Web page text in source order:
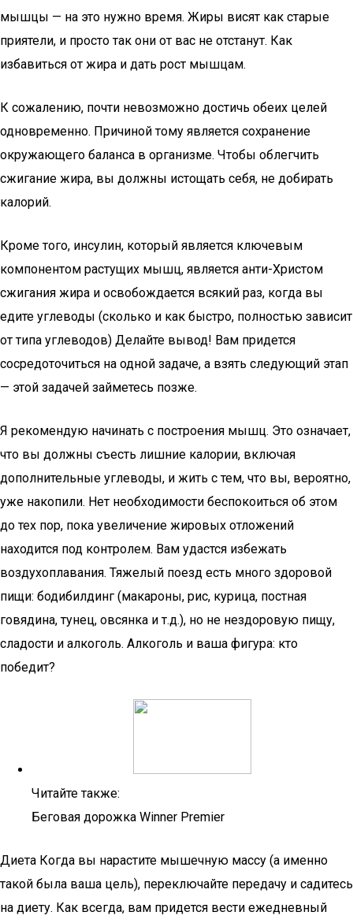
мышцы — на это нужно время. Жиры висят как старые
приятели, и просто так они от вас не отстанут. Как
избавиться от жира и дать рост мышцам.
К сожалению, почти невозможно достичь обеих целей
одновременно. Причиной тому является сохранение
окружающего баланса в организме. Чтобы облегчить
сжигание жира, вы должны истощать себя, не добирать
калорий.
Кроме того, инсулин, который является ключевым
компонентом растущих мышц, является анти-Христом
сжигания жира и освобождается всякий раз, когда вы
едите углеводы (сколько и как быстро, полностью зависит
от типа углеводов) Делайте вывод! Вам придется
сосредоточиться на одной задаче, а взять следующий этап
— этой задачей займетесь позже.
Я рекомендую начинать с построения мышц. Это означает,
что вы должны съесть лишние калории, включая
дополнительные углеводы, и жить с тем, что вы, вероятно,
уже накопили. Нет необходимости беспокоиться об этом
до тех пор, пока увеличение жировых отложений
находится под контролем. Вам удастся избежать
воздухоплавания. Тяжелый поезд есть много здоровой
пищи: бодибилдинг (макароны, рис, курица, постная
говядина, тунец, овсянка и т.д.), но не нездоровую пищу,
сладости и алкоголь. Алкоголь и ваша фигура: кто
победит?
Читайте также:
Беговая дорожка Winner Premier
Диета Когда вы нарастите мышечную массу (а именно
такой была ваша цель), переключайте передачу и садитесь
на диету. Как всегда, вам придется вести ежедневный